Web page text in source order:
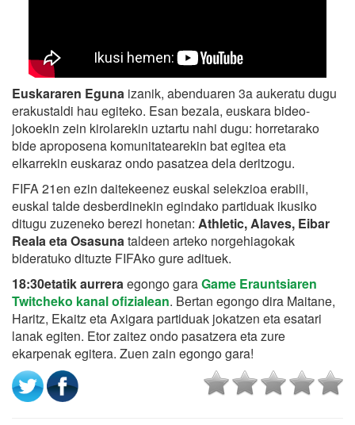
Euskararen Eguna izanik, abenduaren 3a aukeratu dugu
erakustaldi hau egiteko. Esan bezala, euskara bideo-
jokoekin zein kirolarekin uztartu nahi dugu: horretarako
bide aproposena komunitatearekin bat egitea eta
elkarrekin euskaraz ondo pasatzea dela deritzogu.
FIFA 21en ezin daitekeenez euskal selekzioa erabili,
euskal talde desberdinekin egindako partiduak ikusiko
ditugu zuzeneko berezi honetan: Athletic, Alaves, Eibar
Reala eta Osasuna taldeen arteko norgehiagokak
bideratuko dituzte FIFAko gure adituek.
18:30etatik aurrera egongo garaGame Erauntsiaren
Twitcheko kanal ofizialean. Bertan egongo dira Maitane,
Haritz, Ekaitz eta Axigara partiduak jokatzen eta esatari
lanak egiten. Etor zaitez ondo pasatzera eta zure
ekarpenak egitera. Zuen zain egongo gara!